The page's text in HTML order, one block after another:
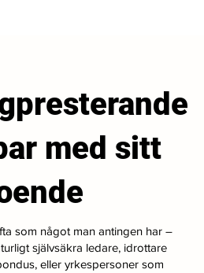
med sitt
som något man antingen har –
självsäkra ledare, idrottare
eller yrkespersoner som